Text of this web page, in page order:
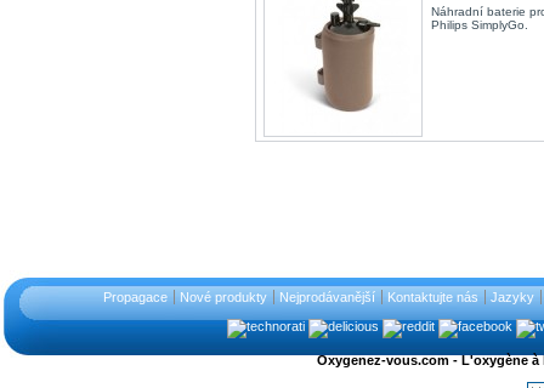
Náhradní baterie
Philips SimplyGo.
Propagace Nové produkty Nejprodávanější Kontaktujte nás Jazyky
Oxygenez-vous.com - L'oxygène